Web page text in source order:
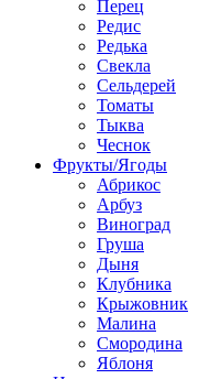
Перец
Редис
Редька
Свекла
Сельдерей
Томаты
Тыква
Чеснок
Фрукты/Ягоды
Абрикос
Арбуз
Виноград
Груша
Дыня
Клубника
Крыжовник
Малина
Смородина
Яблоня